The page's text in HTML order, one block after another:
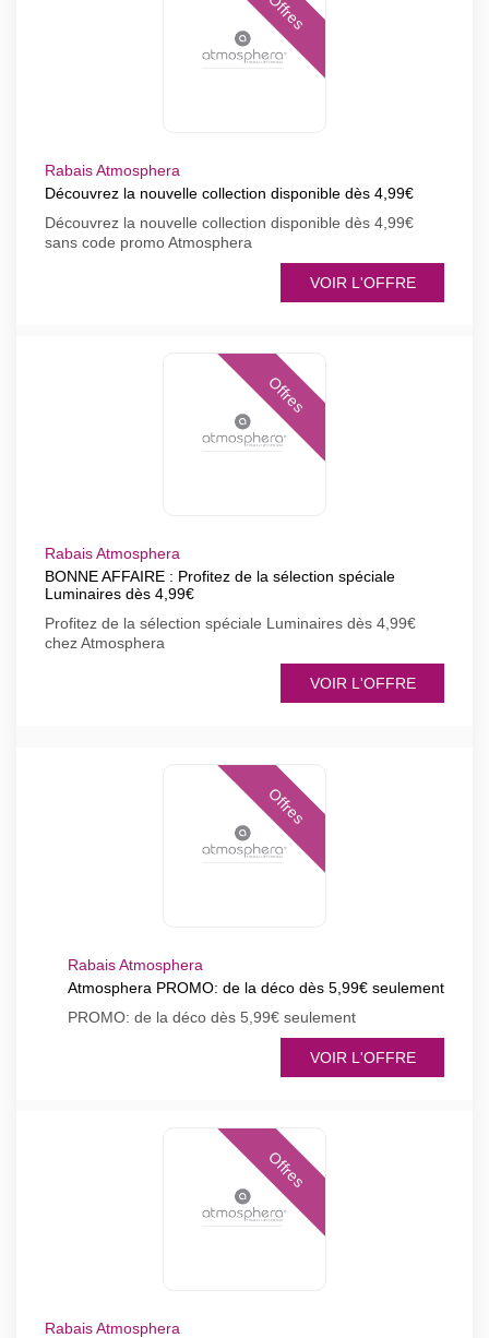
Offres
Rabais Atmosphera
Découvrez la nouvelle collection disponible dès 4,99€
Découvrez la nouvelle collection disponible dès 4,99€
sans code promo Atmosphera
VOIR L'OFFRE
Offres
Rabais Atmosphera
BONNE AFFAIRE : Profitez de la sélection spéciale
Luminaires dès 4,99€
Profitez de la sélection spéciale Luminaires dès 4,99€
chez Atmosphera
VOIR L'OFFRE
Offres
Rabais Atmosphera
Atmosphera PROMO: de la déco dès 5,99€ seulement
PROMO: de la déco dès 5,99€ seulement
VOIR L'OFFRE
Offres
Rabais Atmosphera